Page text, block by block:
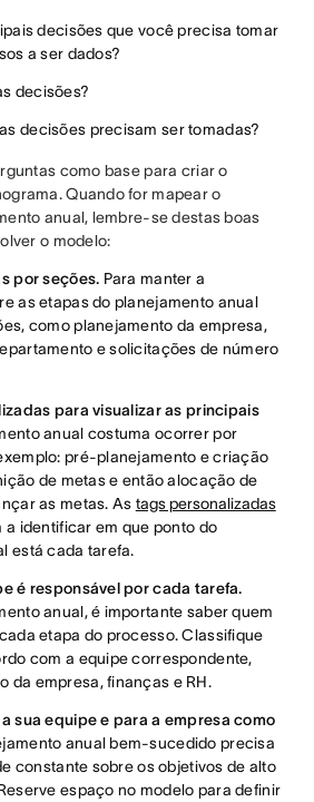
decisões que você precisa tomar
a ser dados?
decisões?
decisões precisam ser tomadas?
como base para criar o
Quando for mapear o
anual, lembre-se destas boas
o modelo:
por seções. Para manter a
as etapas do planejamento anual
como planejamento da empresa,
e solicitações de número
para visualizar as principais
anual costuma ocorrer por
pré-planejamento e criação
de metas e então alocação de
as metas. As tags personalizadas
a identificar em que ponto do
está cada tarefa.
é responsável por cada tarefa.
anual, é importante saber quem
etapa do processo. Classifique
com a equipe correspondente,
da empresa, finanças e RH.
sua equipe e para a empresa como
anual bem-sucedido precisa
constante sobre os objetivos de alto
espaço no modelo para definir